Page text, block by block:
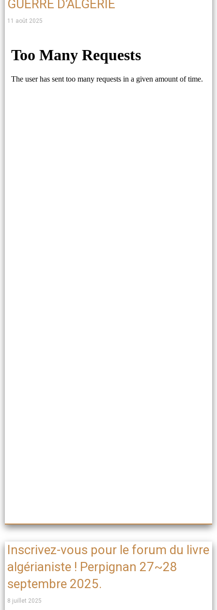
GUERRE D’ALGÉRIE
11 août 2025
Inscrivez-vous pour le forum du livre
algérianiste ! Perpignan 27~28
septembre 2025.
8 juillet 2025